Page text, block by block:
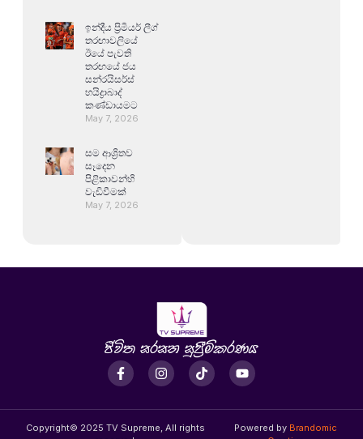
ඉන්දීය ප්‍රිමියර් ලීග්
තරඟාවලියේ
ඊයේ පැවති
තරඟයේ ජය
සන්රයිසර්ස්
හයිද්‍රාබාද්
කණ්ඩායමට
May 7, 2026
සම ආශ්‍රිතව
සෑදෙන
පිළිකාවන්හි
වැඩිවීමක්
May 7, 2026
Copyright© 2025 TV Supreme, All rights
Powered by Brandomic